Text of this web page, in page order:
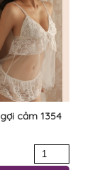
cảm 1354